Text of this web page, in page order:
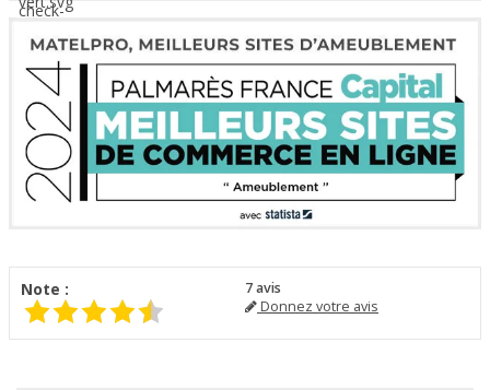
Note : 7avis
Donnez votre avis